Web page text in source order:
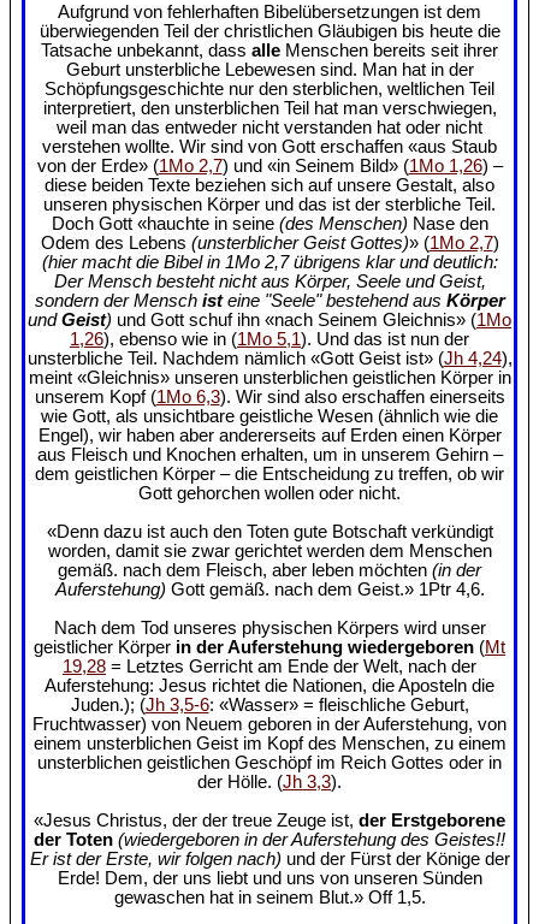
Aufgrund von fehlerhaften Bibelübersetzungen ist dem
überwiegenden Teil der christlichen Gläubigen bis heute die
Tatsache unbekannt, dass alle Menschen bereits seit ihrer
Geburt unsterbliche Lebewesen sind. Man hat in der
Schöpfungsgeschichte nur den sterblichen, weltlichen Teil
interpretiert, den unsterblichen Teil hat man verschwiegen,
weil man das entweder nicht verstanden hat oder nicht
verstehen wollte. Wir sind von Gott erschaffen «aus Staub
von der Erde» (1Mo 2,7) und «in Seinem Bild» (1Mo 1,26) –
diese beiden Texte beziehen sich auf unsere Gestalt, also
unseren physischen Körper und das ist der sterbliche Teil.
Doch Gott «hauchte in seine (des Menschen) Nase den
Odem des Lebens (unsterblicher Geist Gottes)» (1Mo 2,7)
(hier macht die Bibel in 1Mo 2,7 übrigens klar und deutlich:
Der Mensch besteht nicht aus Körper, Seele und Geist,
sondern der Mensch isteine "Seele" bestehend aus Körper
undGeist) und Gott schuf ihn «nach Seinem Gleichnis» (1Mo
1,26), ebenso wie in (1Mo 5,1). Und das ist nun der
unsterbliche Teil. Nachdem nämlich «Gott Geist ist» (Jh 4,24),
meint «Gleichnis» unseren unsterblichen geistlichen Körper in
unserem Kopf (1Mo 6,3). Wir sind also erschaffen einerseits
wie Gott, als unsichtbare geistliche Wesen (ähnlich wie die
Engel), wir haben aber andererseits auf Erden einen Körper
aus Fleisch und Knochen erhalten, um in unserem Gehirn –
dem geistlichen Körper – die Entscheidung zu treffen, ob wir
Gott gehorchen wollen oder nicht.
«Denn dazu ist auch den Toten gute Botschaft verkündigt
worden, damit sie zwar gerichtet werden dem Menschen
gemäß. nach dem Fleisch, aber leben möchten (in der
Auferstehung) Gott gemäß. nach dem Geist.» 1Ptr 4,6.
Nach dem Tod unseres physischen Körpers wird unser
geistlicher Körper in der Auferstehung wiedergeboren (Mt
19,28 = Letztes Gerricht am Ende der Welt, nach der
Auferstehung: Jesus richtet die Nationen, die Aposteln die
Juden.); (Jh 3,5-6: «Wasser» = fleischliche Geburt,
Fruchtwasser) von Neuem geboren in der Auferstehung, von
einem unsterblichen Geist im Kopf des Menschen, zu einem
unsterblichen geistlichen Geschöpf im Reich Gottes oder in
der Hölle. (Jh 3,3).
«Jesus Christus, der der treue Zeuge ist, der Erstgeborene
der Toten (wiedergeboren in der Auferstehung des Geistes!!
Er ist der Erste, wir folgen nach) und der Fürst der Könige der
Erde! Dem, der uns liebt und uns von unseren Sünden
gewaschen hat in seinem Blut.» Off 1,5.